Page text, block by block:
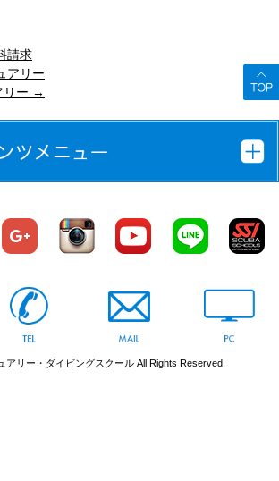
アリー
リー →
アリー・ダイビングスクール All Rights Reserved.